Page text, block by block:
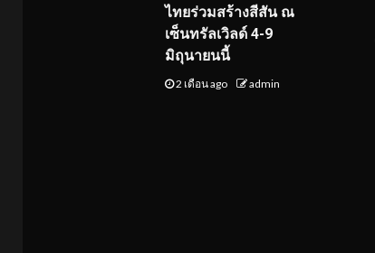
ไทยร่วมสร้างสีสัน ณ
เซ็นทรัลเวิลด์ 4-9
มิถุนายนนี้
2 เดือน ago admin